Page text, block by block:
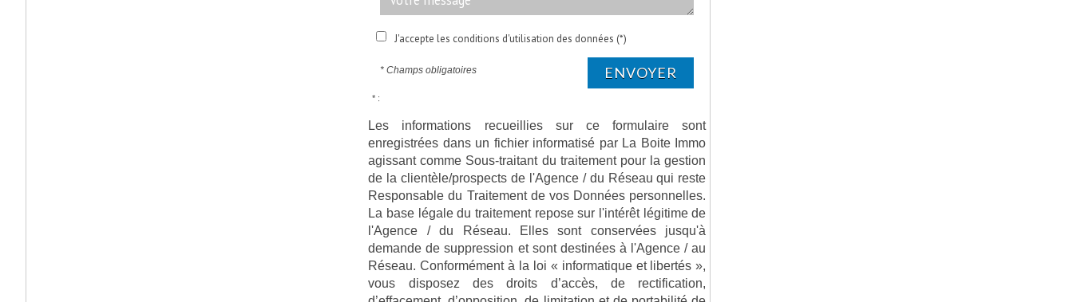
J'accepte les conditions d'utilisation des données (*)
* Champs obligatoires ENVOYER
* :
Les informations recueillies sur ce formulaire sont
enregistrées dans un fichier informatisé par La Boite Immo
agissant comme Sous-traitant du traitement pour la gestion
de la clientèle/prospects de l'Agence / du Réseau qui reste
Responsable du Traitement de vos Données personnelles.
La base légale du traitement repose sur l'intérêt légitime de
l'Agence / du Réseau. Elles sont conservées jusqu'à
demande de suppression et sont destinées à l'Agence / au
Réseau. Conformément à la loi « informatique et libertés »,
vous disposez des droits d’accès, de rectification,